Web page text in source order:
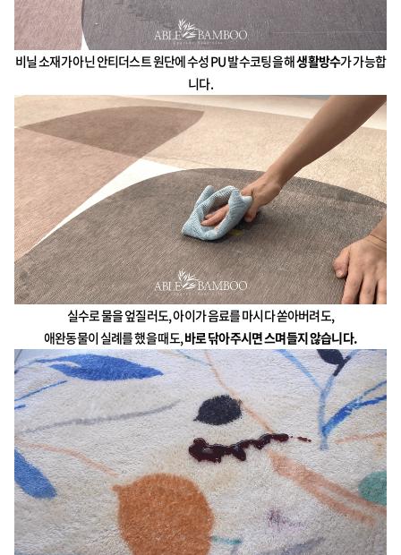
비닐 소재가 아닌 안티더스트 원단에 수성 PU 발수코팅을 해생활방수가 가능합
니다.
실수로 물을 엎질러도, 아이가 음료를 마시다 쏟아버려도,
애완동물이 실례를 했을 때도,바로 닦아주시면 스며들지 않습니다.